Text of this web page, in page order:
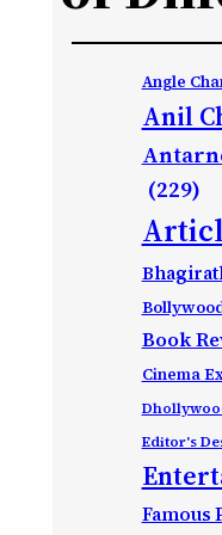
Angle
Anil
(229)
Book
Cinema
Editor's
Famous